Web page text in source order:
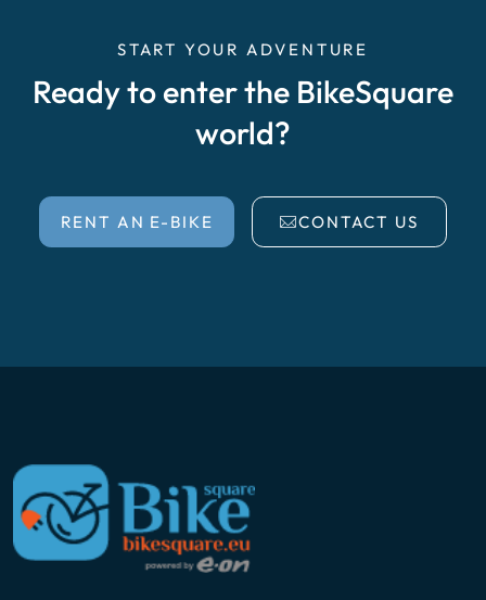
START YOUR ADVENTURE
Ready to enter the BikeSquare
world?
RENT AN E-BIKE CONTACT US